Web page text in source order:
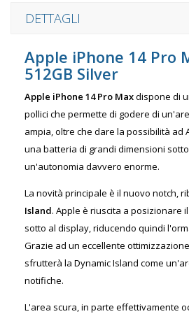
DETTAGLI
Apple iPhone 14 Pro
512GB Silver
Apple iPhone 14 Pro Maxdispone di
pollici che permette di godere di
ampia, oltre che dare la possibilità ad
una batteria di grandi dimensioni
un'autonomia davvero enorme.
La novità principale è il nuovo notch,
Island. Apple è riuscita a posizionare
sotto al display, riducendo quindi
Grazie ad un eccellente
sfrutterà la Dynamic Island come
notifiche.
L'area scura, in parte effettivamente